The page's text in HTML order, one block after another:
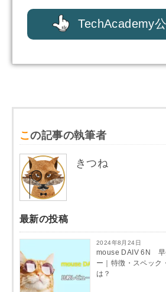
TechAcademy
この記事の執筆者
きつね
最新の投稿
2024年8月24日
mouse DAIV 6N 早
ー｜特徴・スペック
は？